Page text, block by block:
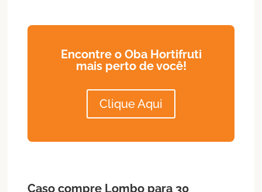
Encontre o Oba Hortifruti
mais perto de você!
Clique Aqui
Caso compre Lombo para 30